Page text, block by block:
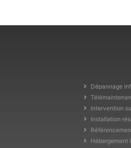
Dépannage
Intervention
Installation
Hébergement